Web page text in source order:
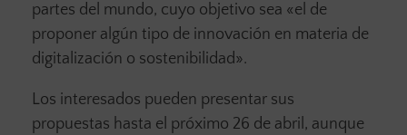
partes del mundo, cuyo objetivo sea «el de
proponer algún tipo de innovación en materia de
digitalización o sostenibilidad».
Los interesados pueden presentar sus
propuestas hasta el próximo 26 de abril, aunque